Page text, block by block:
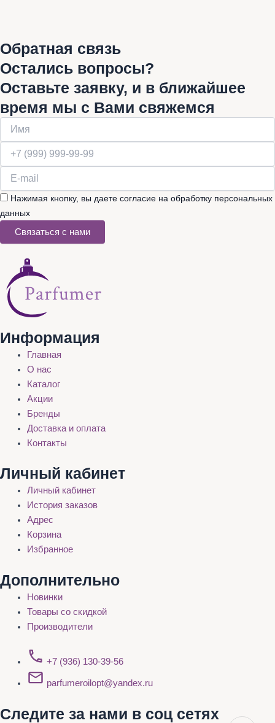
Обратная связь
Остались вопросы?
Оставьте заявку, и в ближайшее
время мы с Вами свяжемся
Нажимая кнопку, вы даете согласие на обработку персональных
данных
Связаться с нами
Информация
Главная
О нас
Каталог
Акции
Бренды
Доставка и оплата
Контакты
Личный кабинет
Личный кабинет
История заказов
Адрес
Корзина
Избранное
Дополнительно
Новинки
Товары со скидкой
Производители
+7 (936) 130-39-56
parfumeroilopt@yandex.ru
Следите за нами в соц сетях